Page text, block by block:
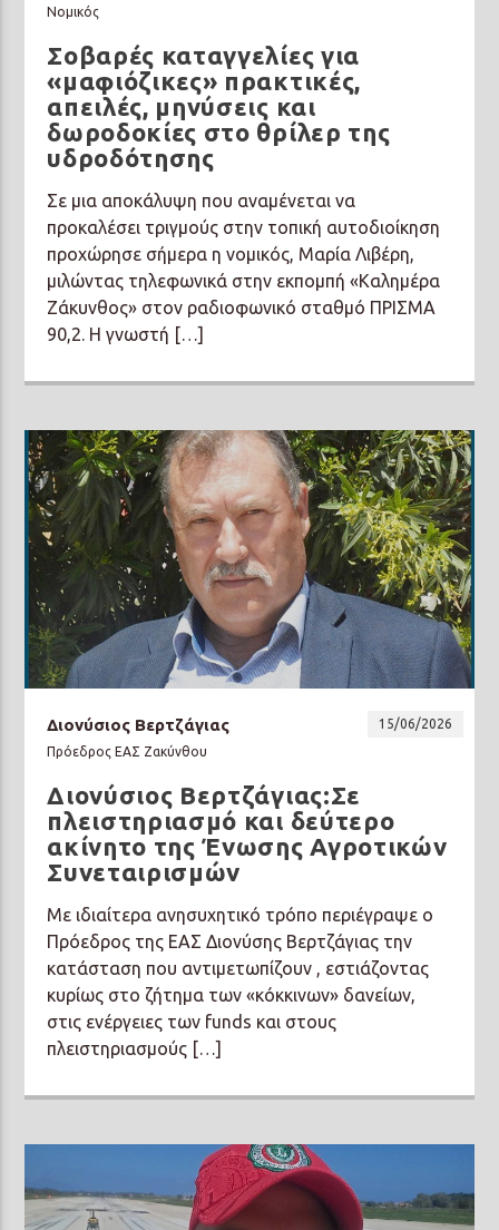
Νομικός
Σοβαρές καταγγελίες για
«μαφιόζικες» πρακτικές,
απειλές, μηνύσεις και
δωροδοκίες στο θρίλερ της
υδροδότησης
Σε μια αποκάλυψη που αναμένεται να
προκαλέσει τριγμούς στην τοπική αυτοδιοίκηση
προχώρησε σήμερα η νομικός, Μαρία Λιβέρη,
μιλώντας τηλεφωνικά στην εκπομπή «Καλημέρα
Ζάκυνθος» στον ραδιοφωνικό σταθμό ΠΡΙΣΜΑ
90,2. Η γνωστή […]
Διονύσιος Βερτζάγιας
15/06/2026
Πρόεδρος ΕΑΣ Ζακύνθου
Διονύσιος Βερτζάγιας:Σε
πλειστηριασμό και δεύτερο
ακίνητο της Ένωσης Αγροτικών
Συνεταιρισμών
Με ιδιαίτερα ανησυχητικό τρόπο περιέγραψε ο
Πρόεδρος της ΕΑΣ Διονύσης Βερτζάγιας την
κατάσταση που αντιμετωπίζουν , εστιάζοντας
κυρίως στο ζήτημα των «κόκκινων» δανείων,
στις ενέργειες των funds και στους
πλειστηριασμούς […]